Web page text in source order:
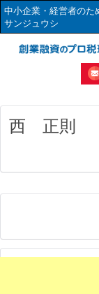
中小企業・経営者の
サンジュウシ
西 正則